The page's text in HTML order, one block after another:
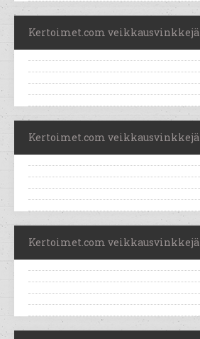
Kertoimet.com veikkausvinkkejä
Kertoimet.com veikkausvinkkejä
Kertoimet.com veikkausvinkkejä